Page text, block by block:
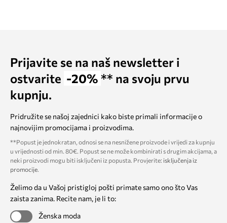
Prijavite se na naš newsletter i
ostvarite -20% ** na svoju prvu
kupnju.
Pridružite se našoj zajednici kako biste primali informacije o
najnovijim promocijama i proizvodima.
**Popust je jednokratan, odnosi se na nesnižene proizvode i vrijedi za kupnju
u vrijednosti od min. 80€. Popust se ne može kombinirati s drugim akcijama, a
neki proizvodi mogu biti isključeni iz popusta. Provjerite: isključenja iz
promocije.
Želimo da u Vašoj pristigloj pošti primate samo ono što Vas
zaista zanima. Recite nam, je li to:
Ženska moda